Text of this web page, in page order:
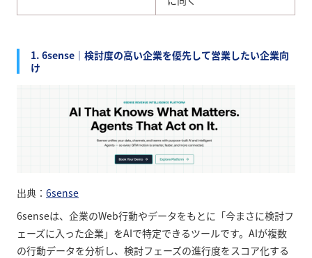
1. 6sense｜検討度の高い企業を優先して営業したい企業向
け
出典： 6sense
6senseは、企業のWeb行動やデータをもとに「今まさに検討フ
ェーズに入った企業」をAIで特定できるツールです。AIが複数
の行動データを分析し、検討フェーズの進行度をスコア化する